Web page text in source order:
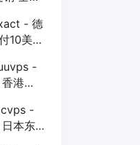
- 德
10美元
-
港
-
本东